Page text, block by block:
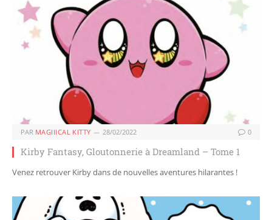
PAR MAGIIICAL KITTY 28/02/2022 0
Kirby Fantasy, Gloutonnerie à Dreamland – Tome 1
Venez retrouver Kirby dans de nouvelles aventures hilarantes !